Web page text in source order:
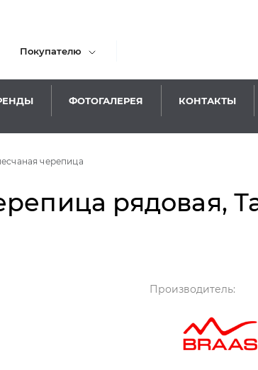
Покупателю
ФОТОГАЛЕРЕЯ КОНТАКТЫ
черепица
рядовая,
Производитель: